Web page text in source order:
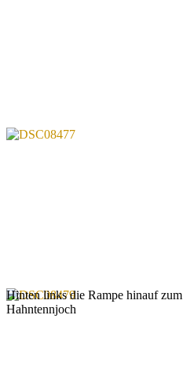
Hinten links die Rampe hinauf zum
Hahntennjoch